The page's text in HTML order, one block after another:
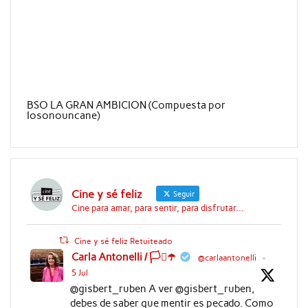
BSO LA GRAN AMBICION (Compuesta por
Iosonouncane)
Cine y sé feliz Seguir
Cine para amar, para sentir, para disfrutar...
Cine y sé feliz Retuiteado
Carla Antonelli / 🏳️‍⚧️☂️ @carlaantonelli
·
5 Jul
@gisbert_ruben A ver @gisbert_ruben,
debes de saber que mentir es pecado. Como